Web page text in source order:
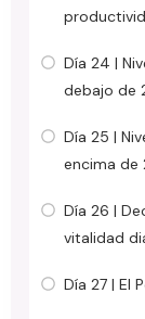
Día 24 |
debajo de
Día 25 |
encima de
Día 26 |
vitalidad
Día 27 | El